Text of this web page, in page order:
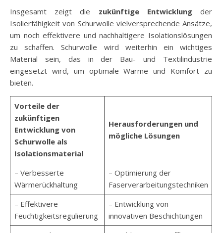
Insgesamt zeigt die zukünftige Entwicklungder
Isolierfähigkeit von Schurwolle vielversprechende Ansätze,
um noch effektivere und nachhaltigere Isolationslösungen
zu schaffen. Schurwolle wird weiterhin ein wichtiges
Material sein, das in der Bau- und Textilindustrie
eingesetzt wird, um optimale Wärme und Komfort zu
bieten.
Vorteile der
zukünftigen
Entwicklung von
Schurwolle als
Isolationsmaterial
Herausforderungen und
mögliche Lösungen
– Verbesserte
Wärmerückhaltung
– Optimierung der
Faserverarbeitungstechniken
– Effektivere
Feuchtigkeitsregulierung
– Entwicklung von
innovativen Beschichtungen